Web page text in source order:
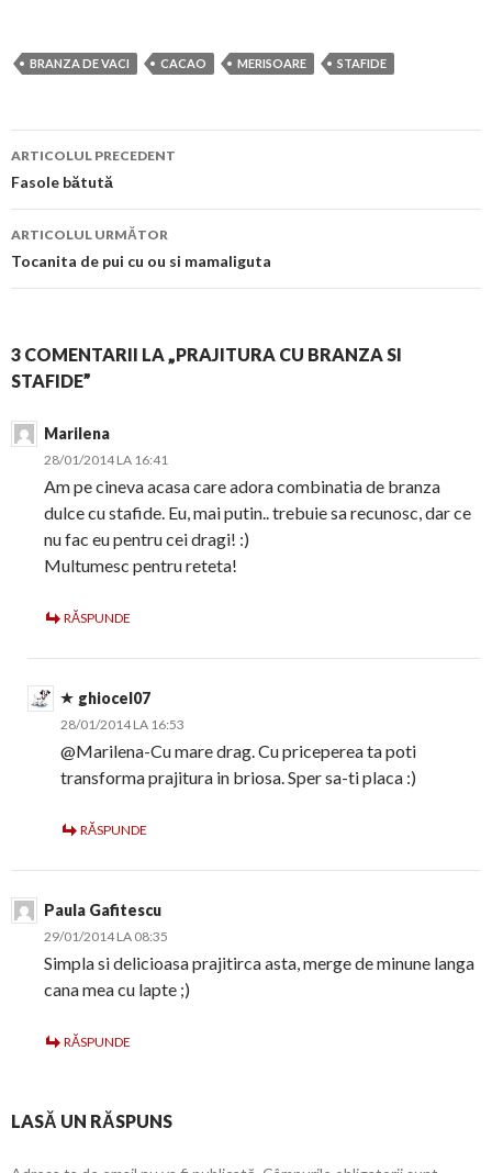
BRANZA DE VACI CACAO MERISOARE STAFIDE
Navigare
în
articol
ARTICOLUL PRECEDENT
Fasole bătută
ARTICOLUL URMĂTOR
Tocanita de pui cu ou si mamaliguta
3 COMENTARII LA „PRAJITURA CU BRANZA SI
STAFIDE”
Marilena
28/01/2014 LA 16:41
Am pe cineva acasa care adora combinatia de branza
dulce cu stafide. Eu, mai putin.. trebuie sa recunosc, dar ce
nu fac eu pentru cei dragi! :)
Multumesc pentru reteta!
RĂSPUNDE
ghiocel07
28/01/2014 LA 16:53
@Marilena-Cu mare drag. Cu priceperea ta poti
transforma prajitura in briosa. Sper sa-ti placa :)
RĂSPUNDE
Paula Gafitescu
29/01/2014 LA 08:35
Simpla si delicioasa prajitirca asta, merge de minune langa
cana mea cu lapte ;)
RĂSPUNDE
LASĂ UN RĂSPUNS